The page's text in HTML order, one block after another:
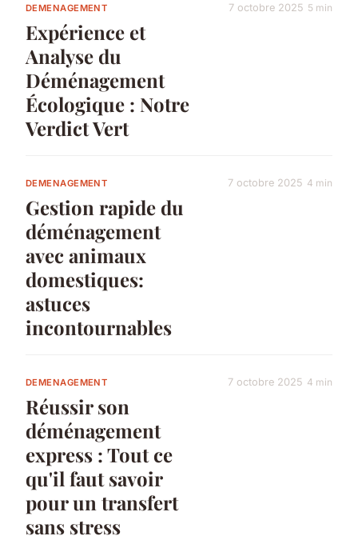
DEMENAGEMENT
Expérience et
Analyse du
Déménagement
Écologique : Notre
Verdict Vert
7 octobre 2025 5 min
DEMENAGEMENT
Gestion rapide du
déménagement
avec animaux
domestiques:
astuces
incontournables
7 octobre 2025 4 min
DEMENAGEMENT
Réussir son
déménagement
express : Tout ce
qu'il faut savoir
pour un transfert
sans stress
7 octobre 2025 4 min